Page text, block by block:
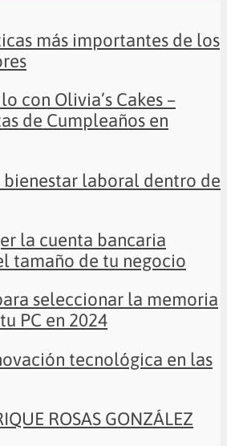
más importantes de los
con Olivia’s Cakes –
de Cumpleaños en
laboral dentro de
la cuenta bancaria
tamaño de tu negocio
seleccionar la memoria
PC en 2024
tecnológica en las
ROSAS GONZÁLEZ